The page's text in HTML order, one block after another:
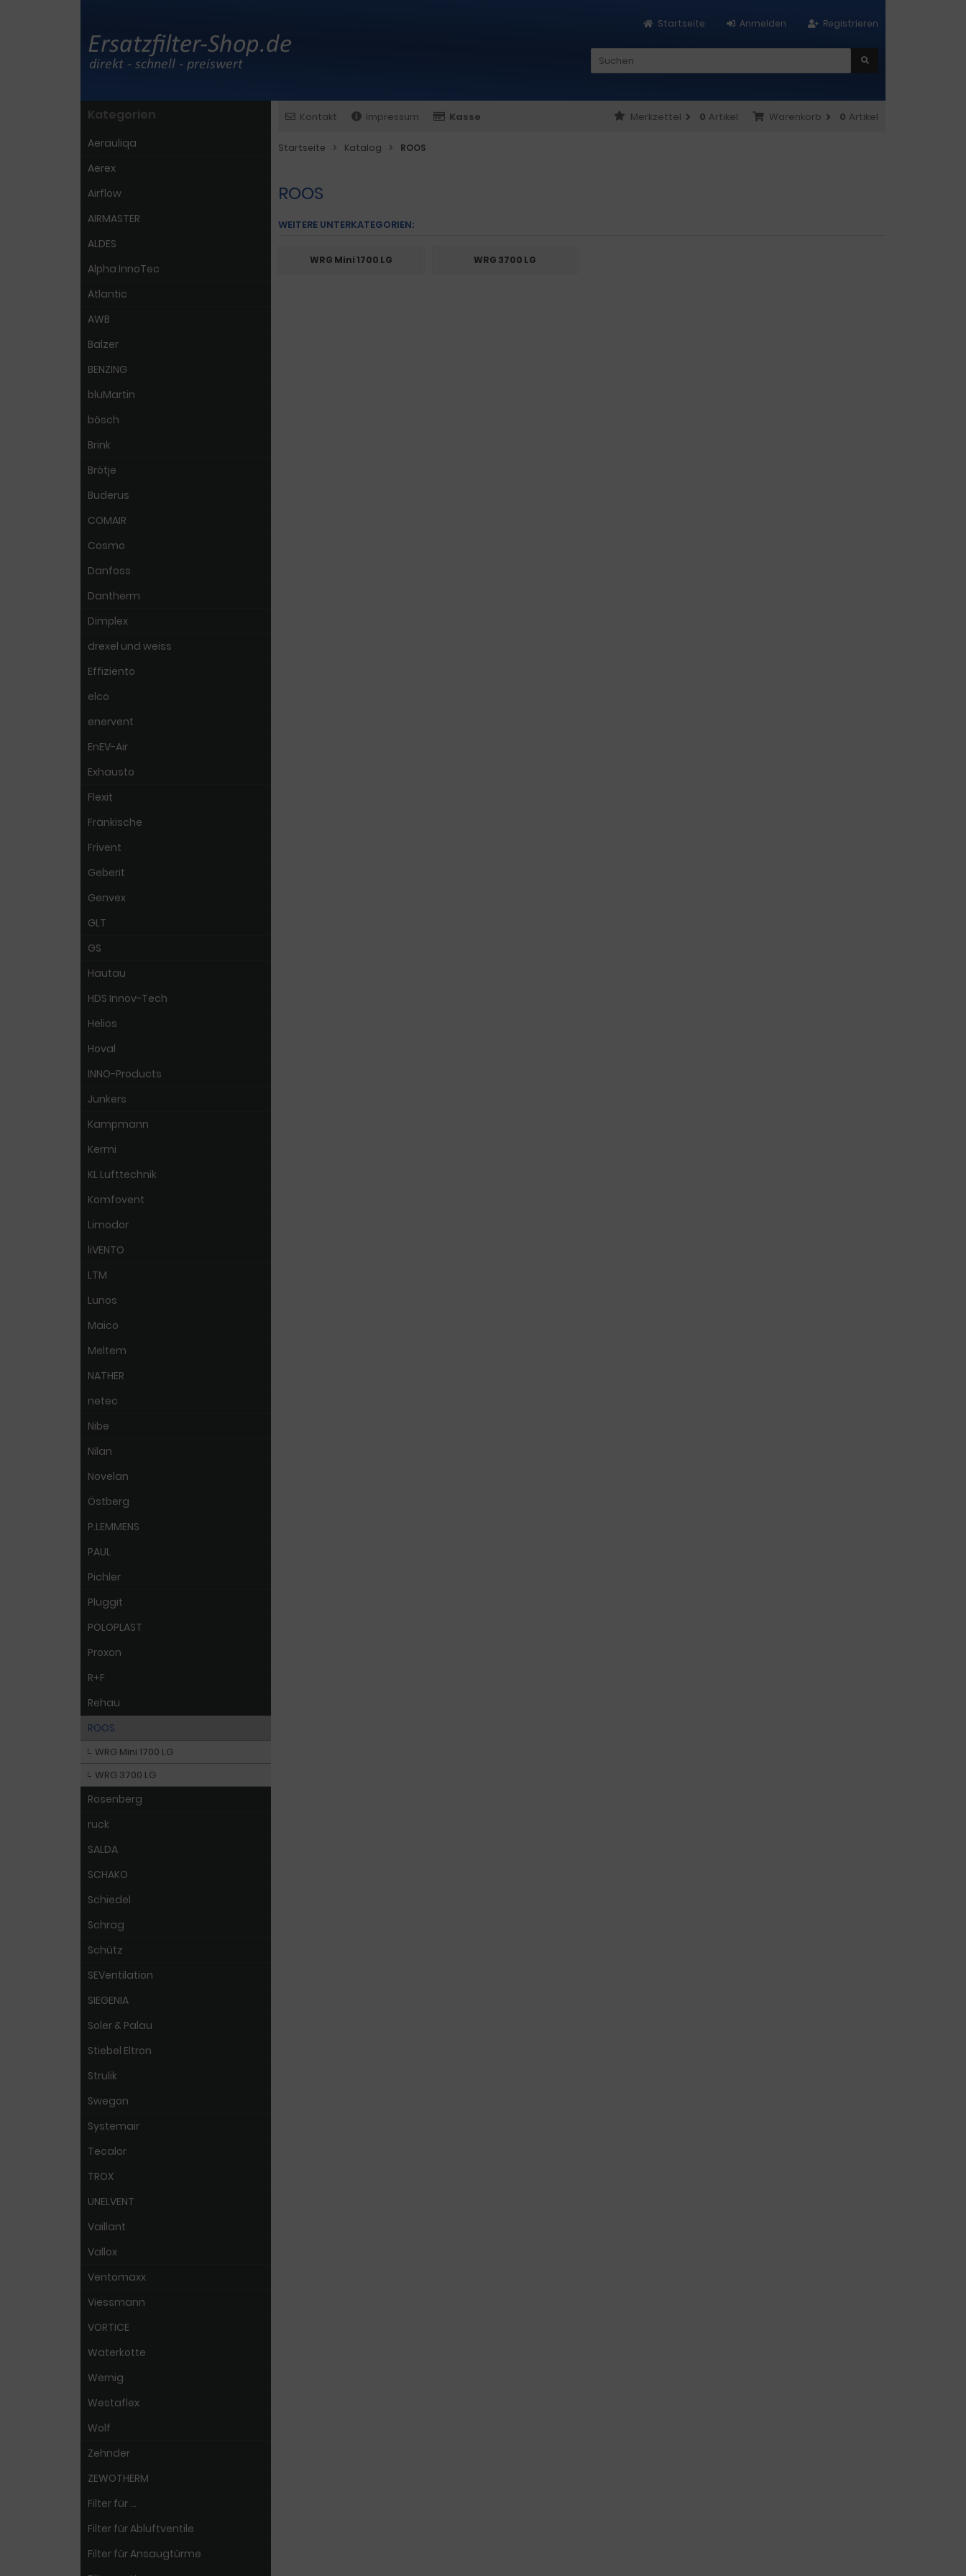
Registrieren
Anmelden
Startseite
Kontakt Impressum Kasse Warenkorb 0 Artikel
Merkzettel 0 Artikel
Startseite Katalog ROOS
ROOS
WEITERE UNTERKATEGORIEN:
WRG Mini 1700 LG WRG 3700 LG
Kategorien
Aerauliqa
Aerex
Airflow
AIRMASTER
ALDES
Alpha InnoTec
Atlantic
AWB
Balzer
BENZING
bluMartin
bösch
Brink
Brötje
Buderus
COMAIR
Cosmo
Danfoss
Dantherm
Dimplex
drexel und weiss
Effiziento
elco
enervent
EnEV-Air
Exhausto
Flexit
Fränkische
Frivent
Geberit
Genvex
GLT
GS
Hautau
HDS Innov-Tech
Helios
Hoval
INNO-Products
Junkers
Kampmann
Kermi
KL Lufttechnik
Komfovent
Limodor
liVENTO
LTM
Lunos
Maico
Meltem
NATHER
netec
Nibe
Nilan
Novelan
Östberg
P.LEMMENS
PAUL
Pichler
Pluggit
POLOPLAST
Proxon
R+F
Rehau
ROOS
WRG Mini 1700 LG
WRG 3700 LG
Rosenberg
ruck
SALDA
SCHAKO
Schiedel
Schrag
Schütz
SEVentilation
SIEGENIA
Soler & Palau
Stiebel Eltron
Strulik
Swegon
Systemair
Tecalor
TROX
UNELVENT
Vaillant
Vallox
Ventomaxx
Viessmann
VORTICE
Waterkotte
Wernig
Westaflex
Wolf
Zehnder
ZEWOTHERM
Filter für ...
Filter für Abluftventile
Filter für Ansaugtürme